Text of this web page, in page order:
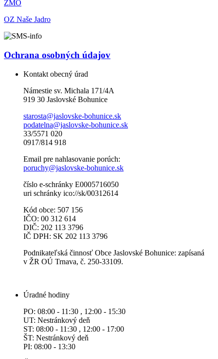
ZMO
OZ Naše Jadro
Ochrana osobných údajov
Kontakt obecný úrad
Námestie sv. Michala 171/4A
919 30 Jaslovské Bohunice
starosta@jaslovske-bohunice.sk
podatelna@jaslovske-bohunice.sk
33/5571 020
0917/814 918
Email pre nahlasovanie porúch:
poruchy@jaslovske-bohunice.sk
číslo e-schránky E0005716050
uri schránky ico://sk/00312614
Kód obce: 507 156
IČO: 00 312 614
DIČ: 202 113 3796
IČ DPH: SK 202 113 3796
Podnikateľská činnosť Obce Jaslovské Bohunice: zapísaná
v ŽR OÚ Trnava, č. 250-33109.
Úradné hodiny
PO: 08:00 - 11:30 , 12:00 - 15:30
UT: Nestránkový deň
ST: 08:00 - 11:30 , 12:00 - 17:00
ŠT: Nestránkový deň
PI: 08:00 - 13:30